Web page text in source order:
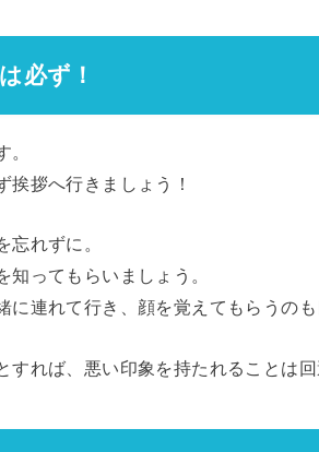
必ず！
挨拶へ行きましょう！
忘れずに 。
知ってもらいましょう。
に連れて行き、顔を覚えてもらうのも
すれば、悪い印象を持たれることは回